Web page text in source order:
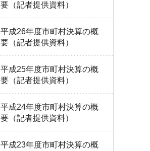
要（記者提供資料）
平成26年度市町村決算の概
要（記者提供資料）
平成25年度市町村決算の概
要（記者提供資料）
平成24年度市町村決算の概
要（記者提供資料）
平成23年度市町村決算の概